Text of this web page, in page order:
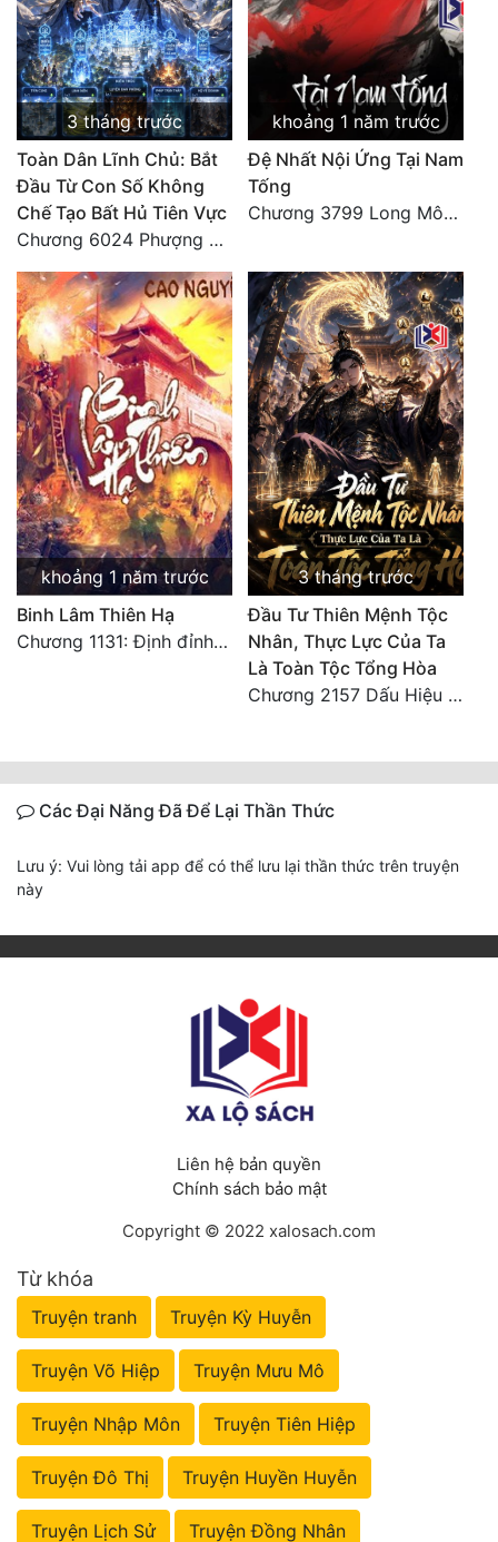
3 tháng trước
Toàn Dân Lĩnh Chủ: Bắt
Đầu Từ Con Số Không
Chế Tạo Bất Hủ Tiên Vực
Chương 6024 Phượng Tổ giúp ta! Mở lại luân hồi!
khoảng 1 năm trước
Đệ Nhất Nội Ứng Tại Nam
Tống
Chương 3799 Long Môn Thập Lục, Cô Đỉnh Ánh Sáng Mặt Trời
khoảng 1 năm trước
Binh Lâm Thiên Hạ
Chương 1131: Định đỉnh thiên hạ (HẾT)
3 tháng trước
Đầu Tư Thiên Mệnh Tộc
Nhân, Thực Lực Của Ta
Là Toàn Tộc Tổng Hòa
Chương 2157 Dấu Hiệu Đại Kiếp
Các Đại Năng Đã Để Lại Thần Thức
Lưu ý: Vui lòng tải app để có thể lưu lại thần thức trên truyện
này
Liên hệ bản quyền
Chính sách bảo mật
Copyright © 2022 xalosach.com
Từ khóa
Truyện tranh Truyện Kỳ Huyễn
Truyện Võ Hiệp Truyện Mưu Mô
Truyện Nhập Môn Truyện Tiên Hiệp
Truyện Đô Thị Truyện Huyền Huyễn
Truyện Lịch Sử Truyện Đồng Nhân